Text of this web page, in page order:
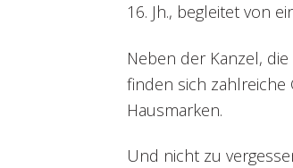
16. Jh., begleitet von
Neben der Kanzel,
finden sich zahlreiche
Hausmarken.
Und nicht zu